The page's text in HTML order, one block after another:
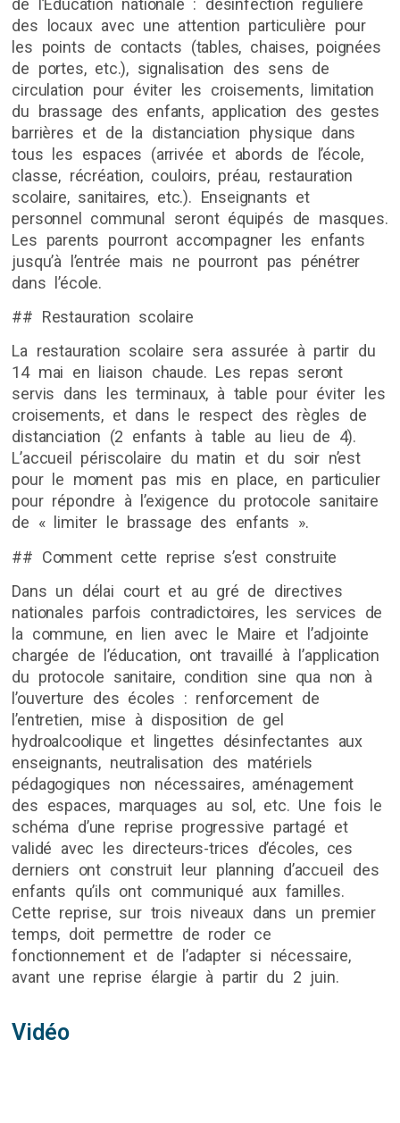
de l’Education nationale : désinfection régulière
des locaux avec une attention particulière pour
les points de contacts (tables, chaises, poignées
de portes, etc.), signalisation des sens de
circulation pour éviter les croisements, limitation
du brassage des enfants, application des gestes
barrières et de la distanciation physique dans
tous les espaces (arrivée et abords de l’école,
classe, récréation, couloirs, préau, restauration
scolaire, sanitaires, etc.). Enseignants et
personnel communal seront équipés de masques.
Les parents pourront accompagner les enfants
jusqu’à l’entrée mais ne pourront pas pénétrer
dans l’école.
## Restauration scolaire
La restauration scolaire sera assurée à partir du
14 mai en liaison chaude. Les repas seront
servis dans les terminaux, à table pour éviter les
croisements, et dans le respect des règles de
distanciation (2 enfants à table au lieu de 4).
L’accueil périscolaire du matin et du soir n’est
pour le moment pas mis en place, en particulier
pour répondre à l’exigence du protocole sanitaire
de « limiter le brassage des enfants ».
## Comment cette reprise s’est construite
Dans un délai court et au gré de directives
nationales parfois contradictoires, les services de
la commune, en lien avec le Maire et l’adjointe
chargée de l’éducation, ont travaillé à l’application
du protocole sanitaire, condition sine qua non à
l’ouverture des écoles : renforcement de
l’entretien, mise à disposition de gel
hydroalcoolique et lingettes désinfectantes aux
enseignants, neutralisation des matériels
pédagogiques non nécessaires, aménagement
des espaces, marquages au sol, etc. Une fois le
schéma d’une reprise progressive partagé et
validé avec les directeurs-trices d’écoles, ces
derniers ont construit leur planning d’accueil des
enfants qu’ils ont communiqué aux familles.
Cette reprise, sur trois niveaux dans un premier
temps, doit permettre de roder ce
fonctionnement et de l’adapter si nécessaire,
avant une reprise élargie à partir du 2 juin.
Vidéo